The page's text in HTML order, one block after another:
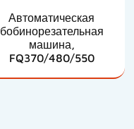
Автоматическая
бобинорезательная
машина,
FQ370/480/550